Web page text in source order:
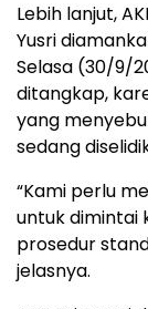
Lebih lanjut,
Yusri
Selasa (30/9/
ditangkap,
yang
sedang
“Kami perlu
untuk dimintai
prosedur
jelasnya.